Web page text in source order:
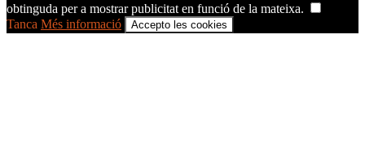
obtinguda per a mostrar publicitat en funció de la mateixa.
Tanca Més informació Accepto les cookies